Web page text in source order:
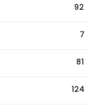
92
7
81
124